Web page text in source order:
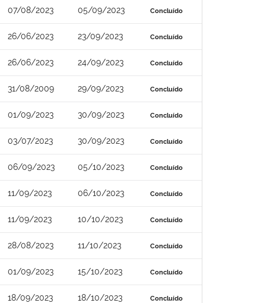
07/08/2023 05/09/2023 Concluído
26/06/2023 23/09/2023 Concluído
26/06/2023 24/09/2023 Concluído
31/08/2009 29/09/2023 Concluído
01/09/2023 30/09/2023 Concluído
03/07/2023 30/09/2023 Concluído
06/09/2023 05/10/2023 Concluído
11/09/2023 06/10/2023 Concluído
11/09/2023 10/10/2023 Concluído
28/08/2023 11/10/2023 Concluído
01/09/2023 15/10/2023 Concluído
18/09/2023 18/10/2023 Concluído